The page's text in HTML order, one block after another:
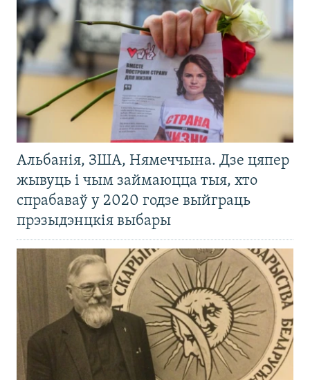
Альбанія, ЗША, Нямеччына. Дзе цяпер
жывуць і чым займаюцца тыя, хто
спрабаваў у 2020 годзе выйграць
прэзыдэнцкія выбары